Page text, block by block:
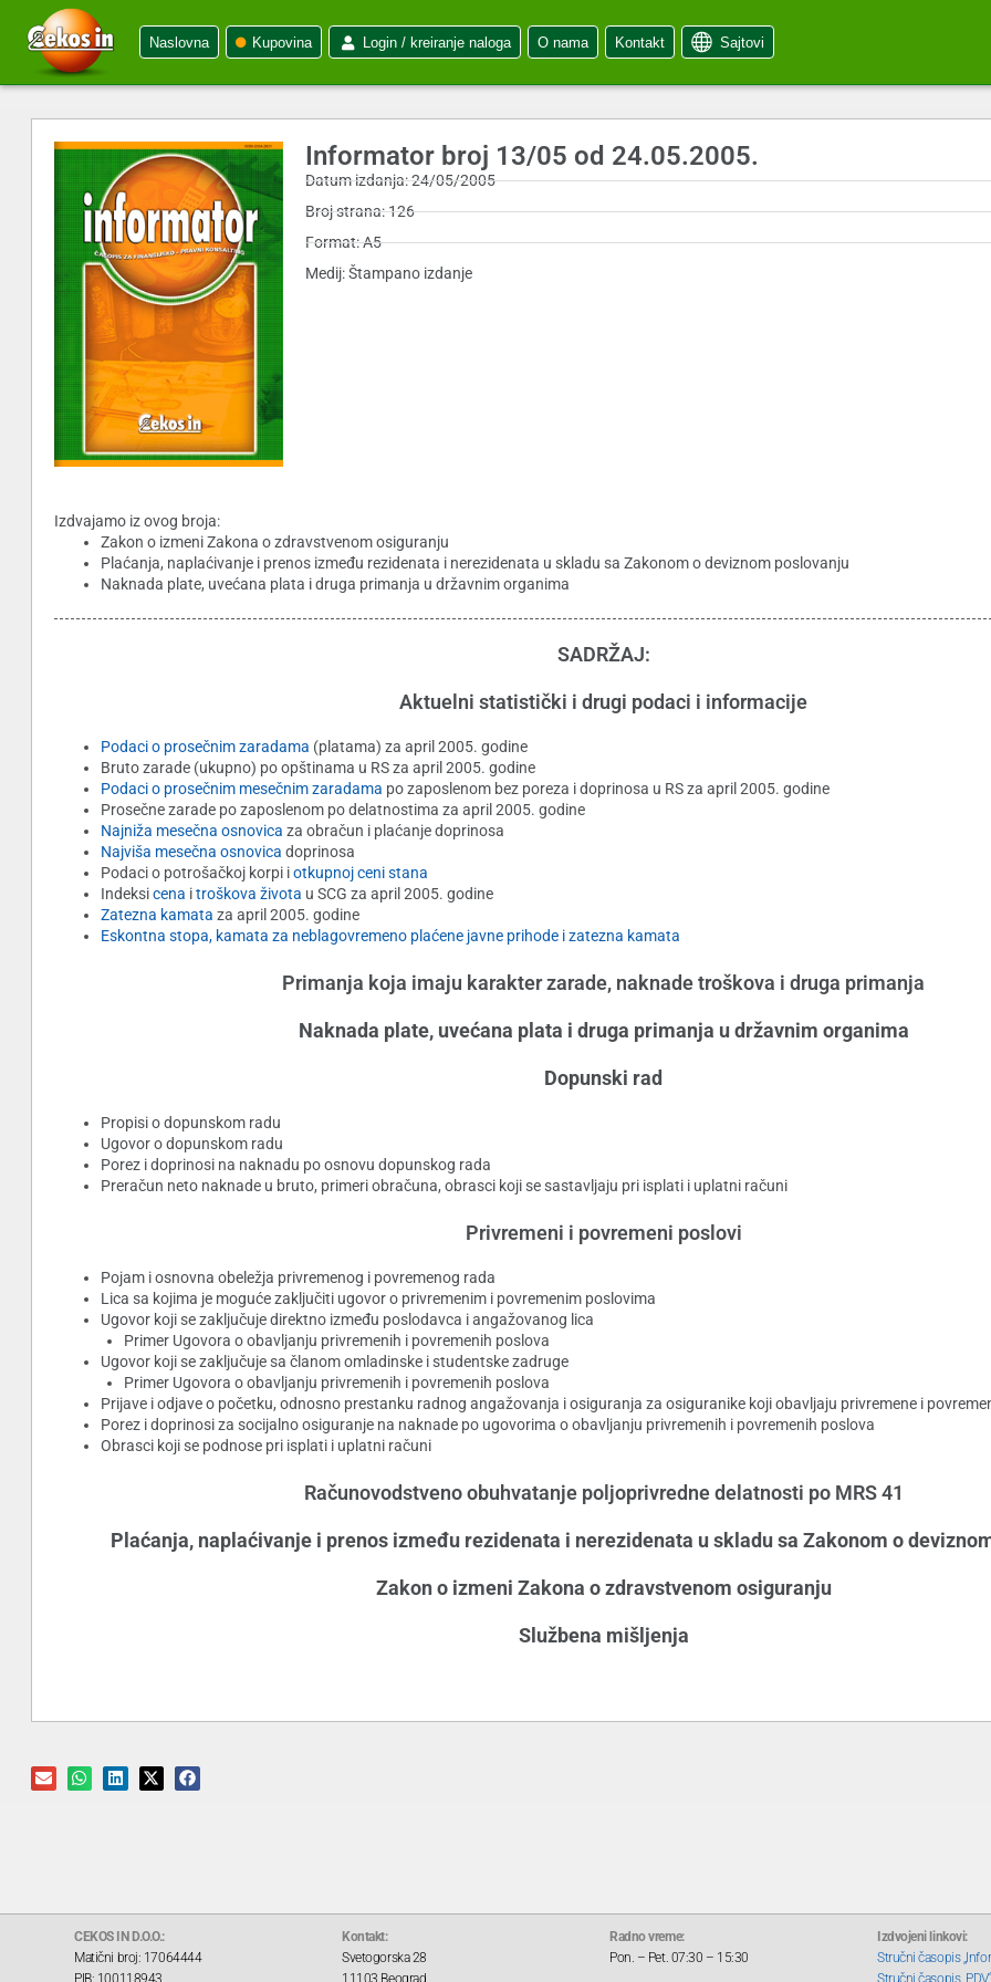
Naslovna Kupovina Login / kreiranje naloga O nama Kontakt Sajtovi
Informator broj 13/05 od 24.05.2005.
Datum izdanja: 24/05/2005
Broj strana: 126
Format: A5
Medij: Štampano izdanje
Izdvajamo iz ovog broja:
Zakon o izmeni Zakona o zdravstvenom osiguranju
Plaćanja, naplaćivanje i prenos između rezidenata i nerezidenata u skladu sa Zakonom o deviznom poslovanju
Naknada plate, uvećana plata i druga primanja u državnim organima
SADRŽAJ:
Aktuelni statistički i drugi podaci i informacije
Podaci o prosečnim zaradama (platama) za april 2005. godine
Bruto zarade (ukupno) po opštinama u RS za april 2005. godine
Podaci o prosečnim mesečnim zaradama po zaposlenom bez poreza i doprinosa u RS za april 2005. godine
Prosečne zarade po zaposlenom po delatnostima za april 2005. godine
Najniža mesečna osnovica za obračun i plaćanje doprinosa
Najviša mesečna osnovica doprinosa
Podaci o potrošačkoj korpi iotkupnoj ceni stana
Indeksicena itroškova života u SCG za april 2005. godine
Zatezna kamata za april 2005. godine
Eskontna stopa, kamata za neblagovremeno plaćene javne prihode i zatezna kamata
Primanja koja imaju karakter zarade, naknade troškova i druga primanja
Naknada plate, uvećana plata i druga primanja u državnim organima
Dopunski rad
Propisi o dopunskom radu
Ugovor o dopunskom radu
Porez i doprinosi na naknadu po osnovu dopunskog rada
Preračun neto naknade u bruto, primeri obračuna, obrasci koji se sastavljaju pri isplati i uplatni računi
Privremeni i povremeni poslovi
Pojam i osnovna obeležja privremenog i povremenog rada
Lica sa kojima je moguće zaključiti ugovor o privremenim i povremenim poslovima
Ugovor koji se zaključuje direktno između poslodavca i angažovanog lica
Primer Ugovora o obavljanju privremenih i povremenih poslova
Ugovor koji se zaključuje sa članom omladinske i studentske zadruge
Primer Ugovora o obavljanju privremenih i povremenih poslova
Prijave i odjave o početku, odnosno prestanku radnog angažovanja i osiguranja za osiguranike koji obavljaju privremene i
Porez i doprinosi za socijalno osiguranje na naknade po ugovorima o obavljanju privremenih i povremenih poslova
Obrasci koji se podnose pri isplati i uplatni računi
Računovodstveno obuhvatanje poljoprivredne delatnosti po MRS 41
Plaćanja, naplaćivanje i prenos između rezidenata i nerezidenata u skladu sa Zakonom o
Zakon o izmeni Zakona o zdravstvenom osiguranju
Službena mišljenja
CEKOS IN D.O.O.:
Matični broj: 17064444
PIB: 100118943
Kontakt:
Svetogorska 28
11103 Beograd
Radno vreme:
Pon. – Pet. 07:30 – 15:30
Izdvojeni linkovi:
Stručni časopis
Stručni časopis